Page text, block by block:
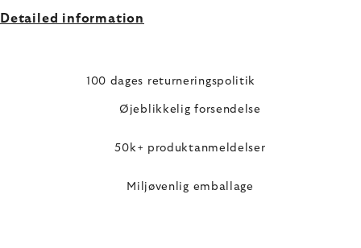
Detailed information
100 dages returneringspolitik
Øjeblikkelig forsendelse
50k+ produktanmeldelser
Miljøvenlig emballage